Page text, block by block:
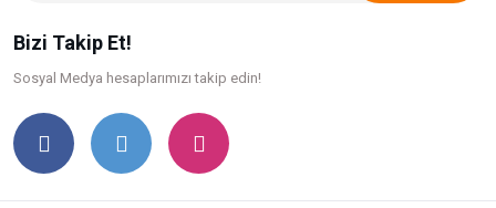
Bizi Takip Et!
Sosyal Medya hesaplarımızı takip edin!